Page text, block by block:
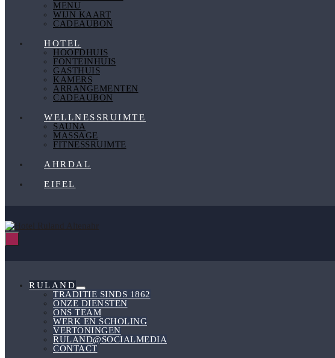
MENU
WIJN KAART
CADEAUBON
HOTEL
HOOFDHUIS
FONTEINHUIS
GASTHUIS
KAMERS
ARRANGEMENTEN
CADEAUBON
WELLNESSRUIMTE
SAUNA
MASSAGE
FITNESSRUIMTE
AHRDAL
EIFEL
Menu
Schakelen
RULAND
Menu
Schakelen
TRADITIE SINDS 1862
ONZE DIENSTEN
ONS TEAM
WERK EN SCHOLING
VERTONINGEN
RULAND@SOCIALMEDIA
CONTACT